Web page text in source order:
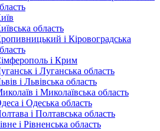
область
і Кіровоградська
і Крим
і Луганська область
і Львівська область
і Миколаївська область
і Одеська область
і Полтавська область
і Рівненська область